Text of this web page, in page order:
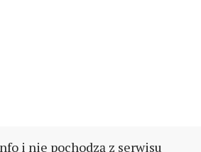
i nie pochodzą z serwisu